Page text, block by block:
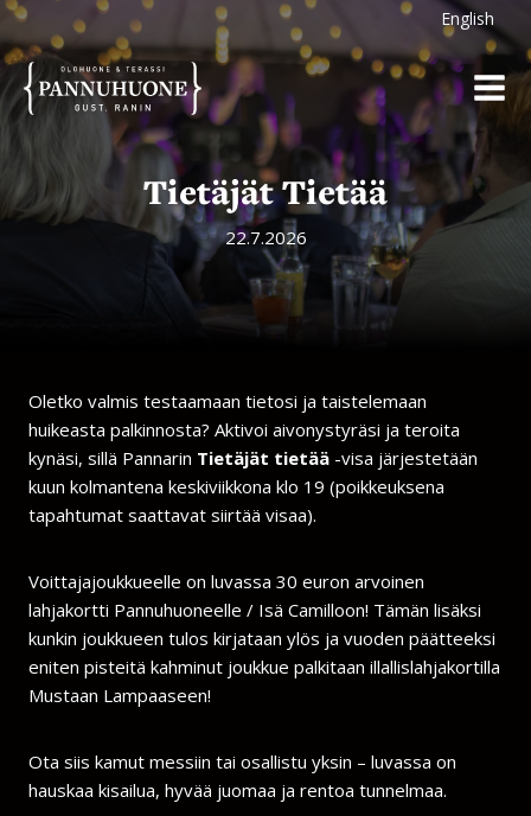
Siirry
sisältöön
English
Tietäjät Tietää
22.7.2026
Oletko valmis testaamaan tietosi ja taistelemaan
huikeasta palkinnosta? Aktivoi aivonystyräsi ja teroita
kynäsi, sillä Pannarin Tietäjät tietää -visa järjestetään
kuun kolmantena keskiviikkona klo 19 (poikkeuksena
tapahtumat saattavat siirtää visaa).
Voittajajoukkueelle on luvassa 30 euron arvoinen
lahjakortti Pannuhuoneelle / Isä Camilloon! Tämän lisäksi
kunkin joukkueen tulos kirjataan ylös ja vuoden päätteeksi
eniten pisteitä kahminut joukkue palkitaan illallislahjakortilla
Mustaan Lampaaseen!
Ota siis kamut messiin tai osallistu yksin – luvassa on
hauskaa kisailua, hyvää juomaa ja rentoa tunnelmaa.